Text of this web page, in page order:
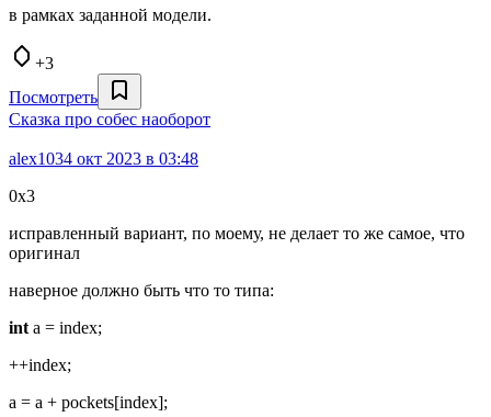
в рамках заданной модели.
+3
Посмотреть
Сказка про собес наоборот
alex1034 окт 2023 в 03:48
0x3
исправленный вариант, по моему, не делает то же самое, что
оригинал
наверное должно быть что то типа:
int a = index;
++index;
a = a + pockets[index];